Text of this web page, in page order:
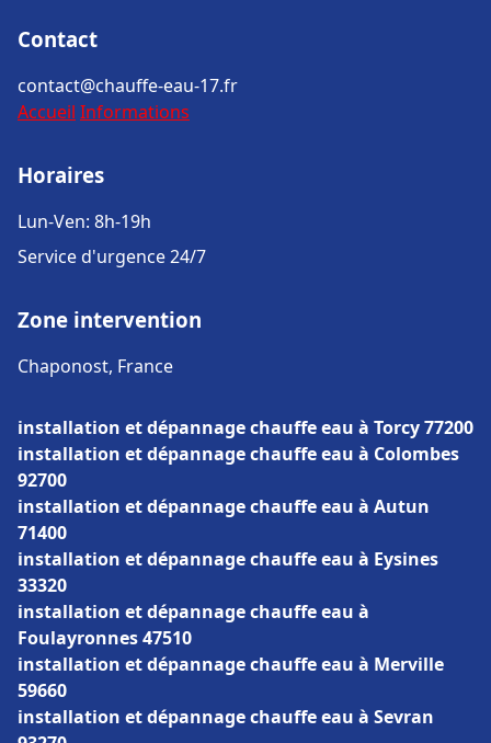
Contact
contact@chauffe-eau-17.fr
Accueil Informations
Horaires
Lun-Ven: 8h-19h
Service d'urgence 24/7
Zone intervention
Chaponost, France
installation et dépannage chauffe eau à Torcy 77200
installation et dépannage chauffe eau à Colombes
92700
installation et dépannage chauffe eau à Autun
71400
installation et dépannage chauffe eau à Eysines
33320
installation et dépannage chauffe eau à
Foulayronnes 47510
installation et dépannage chauffe eau à Merville
59660
installation et dépannage chauffe eau à Sevran